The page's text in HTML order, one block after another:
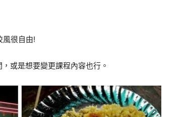
風很自由!
或是想要變更課程內容也行。